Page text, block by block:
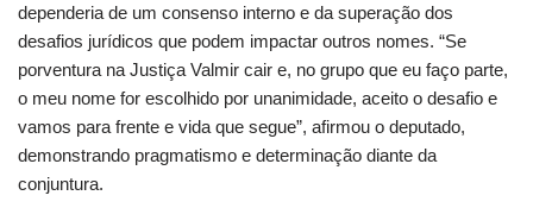
dependeria de um consenso interno e da superação dos
desafios jurídicos que podem impactar outros nomes. “Se
porventura na Justiça Valmir cair e, no grupo que eu faço parte,
o meu nome for escolhido por unanimidade, aceito o desafio e
vamos para frente e vida que segue”, afirmou o deputado,
demonstrando pragmatismo e determinação diante da
conjuntura.